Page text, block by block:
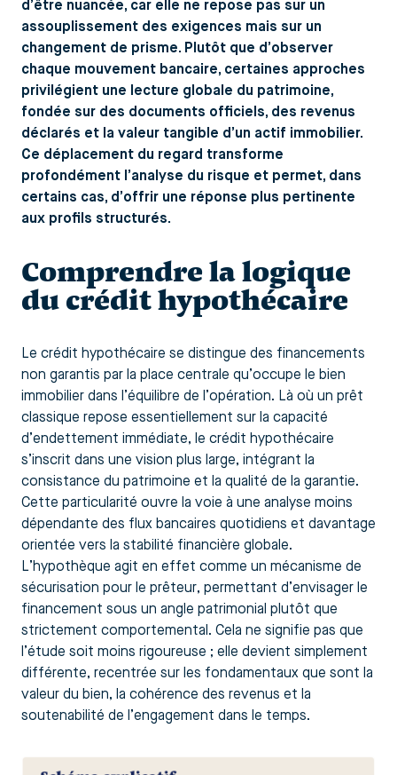
d’être nuancée, car elle ne repose pas sur un
assouplissement des exigences mais sur un
changement de prisme. Plutôt que d’observer
chaque mouvement bancaire, certaines approches
privilégient une lecture globale du patrimoine,
fondée sur des documents officiels, des revenus
déclarés et la valeur tangible d’un actif immobilier.
Ce déplacement du regard transforme
profondément l’analyse du risque et permet, dans
certains cas, d’offrir une réponse plus pertinente
aux profils structurés.
Comprendre la logique
du crédit hypothécaire
Le crédit hypothécaire se distingue des financements
non garantis par la place centrale qu’occupe le bien
immobilier dans l’équilibre de l’opération. Là où un prêt
classique repose essentiellement sur la capacité
d’endettement immédiate, le crédit hypothécaire
s’inscrit dans une vision plus large, intégrant la
consistance du patrimoine et la qualité de la garantie.
Cette particularité ouvre la voie à une analyse moins
dépendante des flux bancaires quotidiens et davantage
orientée vers la stabilité financière globale.
L’hypothèque agit en effet comme un mécanisme de
sécurisation pour le prêteur, permettant d’envisager le
financement sous un angle patrimonial plutôt que
strictement comportemental. Cela ne signifie pas que
l’étude soit moins rigoureuse ; elle devient simplement
différente, recentrée sur les fondamentaux que sont la
valeur du bien, la cohérence des revenus et la
soutenabilité de l’engagement dans le temps.